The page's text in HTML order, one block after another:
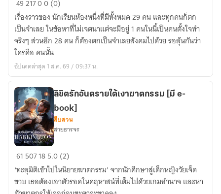
หรือ?
4921700 (0)
เรื่องราวของ นักเรียนห้องหนึ่งที่มีทั้งหมด 29 คน และทุกคนก็ตก
เป็นจำเลย ในข้อหาที่ไม่เจตนาแต่จะมีอยู่ 1 คนในนี้เป็นคนตั้งใจทำ
จริงๆ ส่วนอีก 28 คน ก็ต้องตกเป็นจำเลยสังคมไปด้วย รอลุ้นกันว่า
ใครคือ คนนั้น
อัปเดตล่าสุด 1 ส.ค. 69 / 09:37 น.
ลิขิต
อันตราย
ใต้
ลิขิตรักอันตรายใต้เงาฆาตกรรม [มี e-
book]
สืบสวน
สายธารจร
61 507185.0 (2)
‘ทะลุมิติเข้าไปในนิยายฆาตกรรม’ จากนักศึกษาสู่เด็กหญิงวัยเจ็ด
ขวบ เธอต้องเอาตัวรอดในคฤหาสน์ที่เต็มไปด้วยเกมอำนาจ และหา